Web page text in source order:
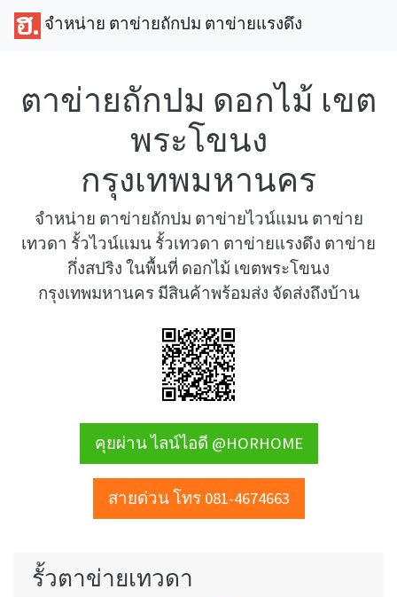
จำหน่าย ตาข่ายถักปม ตาข่ายแรงดึง
ตาข่ายถักปม ดอกไม้ เขต
พระโขนง
กรุงเทพมหานคร
จำหน่าย ตาข่ายถักปม ตาข่ายไวน์แมน ตาข่าย
เทวดา รั้วไวน์แมน รั้วเทวดา ตาข่ายแรงดึง ตาข่าย
กึ่งสปริง ในพื้นที่ ดอกไม้ เขตพระโขนง
กรุงเทพมหานคร มีสินค้าพร้อมส่ง จัดส่งถึงบ้าน
คุยผ่าน ไลน์ไอดี @HORHOME
สายด่วน โทร 081-4674663
รั้วตาข่ายเทวดา